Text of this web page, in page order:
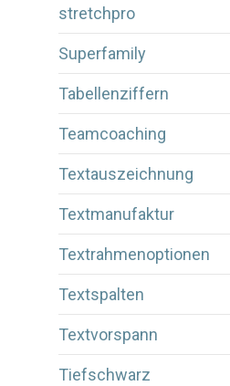
stretchpro
Superfamily
Tabellenziffern
Teamcoaching
Textauszeichnung
Textmanufaktur
Textrahmenoptionen
Textspalten
Textvorspann
Tiefschwarz